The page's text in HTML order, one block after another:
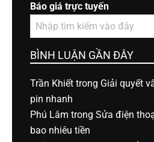
Báo giá trực tuyến
BÌNH LUẬN GẦN ĐÂY
Trần Khiết trong Giải quyết
pin nhanh
Phú Lâm trong Sửa điện
bao nhiêu tiền